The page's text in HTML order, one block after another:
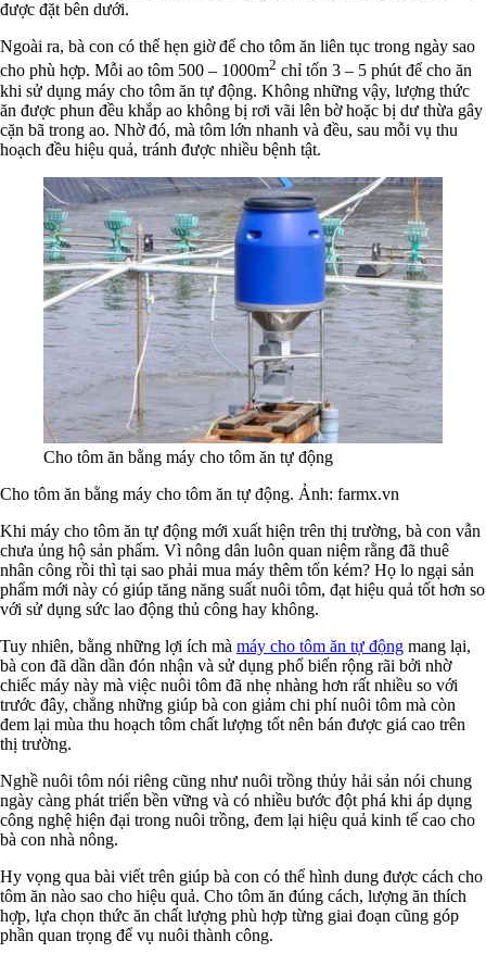
được đặt bên dưới.
Ngoài ra, bà con có thể hẹn giờ để cho tôm ăn liên tục trong ngày sao
cho phù hợp. Mỗi ao tôm 500 – 1000m2 chỉ tốn 3 – 5 phút để cho ăn
khi sử dụng máy cho tôm ăn tự động. Không những vậy, lượng thức
ăn được phun đều khắp ao không bị rơi vãi lên bờ hoặc bị dư thừa gây
cặn bã trong ao. Nhờ đó, mà tôm lớn nhanh và đều, sau mỗi vụ thu
hoạch đều hiệu quả, tránh được nhiều bệnh tật.
Cho tôm ăn bằng máy cho tôm ăn tự động
Cho tôm ăn bằng máy cho tôm ăn tự động. Ảnh: farmx.vn
Khi máy cho tôm ăn tự động mới xuất hiện trên thị trường, bà con vẫn
chưa ủng hộ sản phẩm. Vì nông dân luôn quan niệm rằng đã thuê
nhân công rồi thì tại sao phải mua máy thêm tốn kém? Họ lo ngại sản
phẩm mới này có giúp tăng năng suất nuôi tôm, đạt hiệu quả tốt hơn so
với sử dụng sức lao động thủ công hay không.
Tuy nhiên, bằng những lợi ích mà máy cho tôm ăn tự động mang lại,
bà con đã dần dần đón nhận và sử dụng phổ biến rộng rãi bởi nhờ
chiếc máy này mà việc nuôi tôm đã nhẹ nhàng hơn rất nhiều so với
trước đây, chẳng những giúp bà con giảm chi phí nuôi tôm mà còn
đem lại mùa thu hoạch tôm chất lượng tốt nên bán được giá cao trên
thị trường.
Nghề nuôi tôm nói riêng cũng như nuôi trồng thủy hải sản nói chung
ngày càng phát triển bền vững và có nhiều bước đột phá khi áp dụng
công nghệ hiện đại trong nuôi trồng, đem lại hiệu quả kinh tế cao cho
bà con nhà nông.
Hy vọng qua bài viết trên giúp bà con có thể hình dung được cách cho
tôm ăn nào sao cho hiệu quả. Cho tôm ăn đúng cách, lượng ăn thích
hợp, lựa chọn thức ăn chất lượng phù hợp từng giai đoạn cũng góp
phần quan trọng để vụ nuôi thành công.